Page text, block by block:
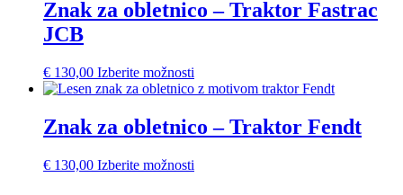
Znak za obletnico – Traktor Fastrac
JCB
€ 130,00 Izberite možnosti
Znak za obletnico – Traktor Fendt
€ 130,00 Izberite možnosti